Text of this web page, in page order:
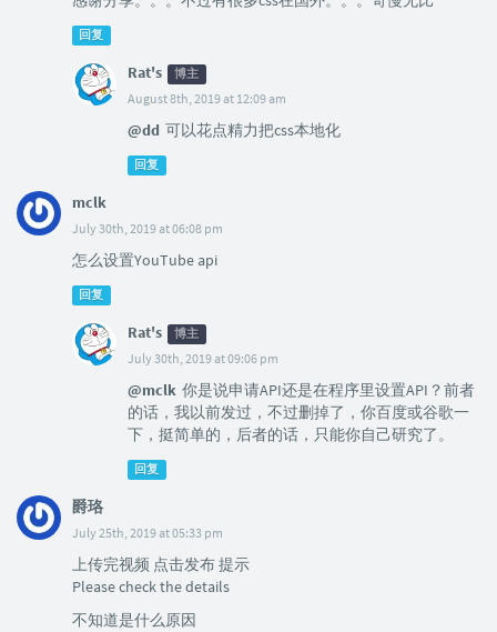
回复
Rat's 博主
August 8th, 2019 at 12:09 am
@dd 可以花点精力把css本地化
回复
mclk
July 30th, 2019 at 06:08 pm
怎么设置YouTube api
回复
Rat's 博主
July 30th, 2019 at 09:06 pm
@mclk 你是说申请API还是在程序里设置API？前者
的话，我以前发过，不过删掉了，你百度或谷歌一
下，挺简单的，后者的话，只能你自己研究了。
回复
爵珞
July 25th, 2019 at 05:33 pm
上传完视频 点击发布 提示
Please check the details
不知道是什么原因